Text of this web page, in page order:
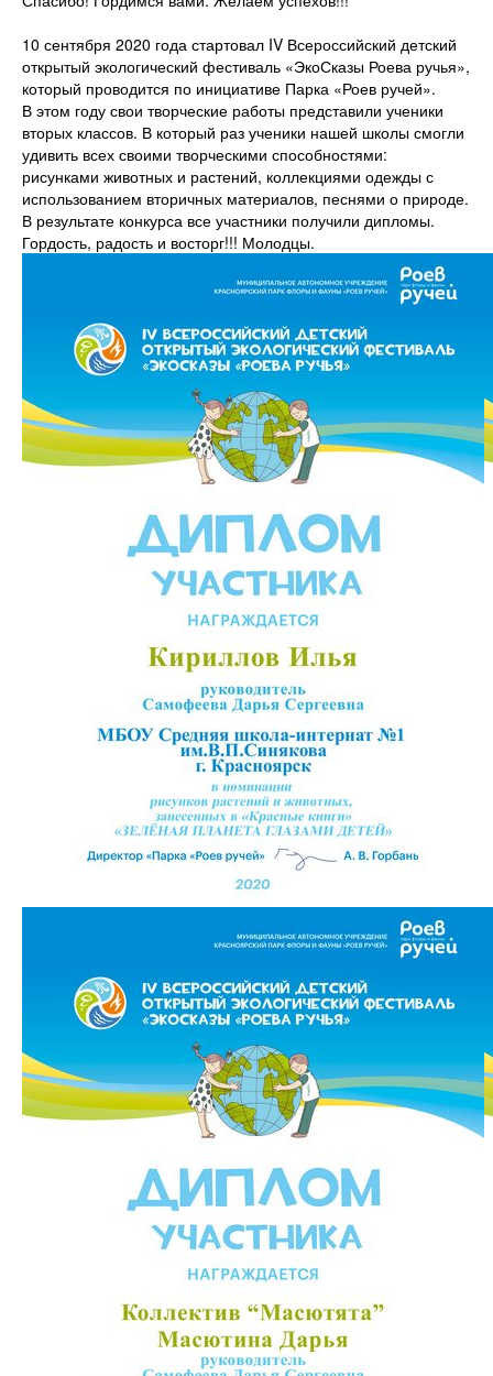
10 сентября 2020 года стартовал IV Всероссийский детский
открытый экологический фестиваль «ЭкоСказы Роева ручья»,
который проводится по инициативе Парка «Роев ручей».
В этом году свои творческие работы представили ученики
вторых классов. В который раз ученики нашей школы смогли
удивить всех своими творческими способностями:
рисунками животных и растений, коллекциями одежды с
использованием вторичных материалов, песнями о природе.
В результате конкурса все участники получили дипломы.
Гордость, радость и восторг!!! Молодцы.